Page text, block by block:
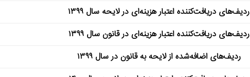
ردیف‌های دریافت‌کننده اعتبار هزینه‌ای در لایحه سال ۱۳۹۹
ردیف‌های دریافت‌کننده اعتبار هزینه‌ای در قانون سال ۱۳۹۹
ردیف‌های اضافه‌شده از لایحه به قانون در سال ۱۳۹۹